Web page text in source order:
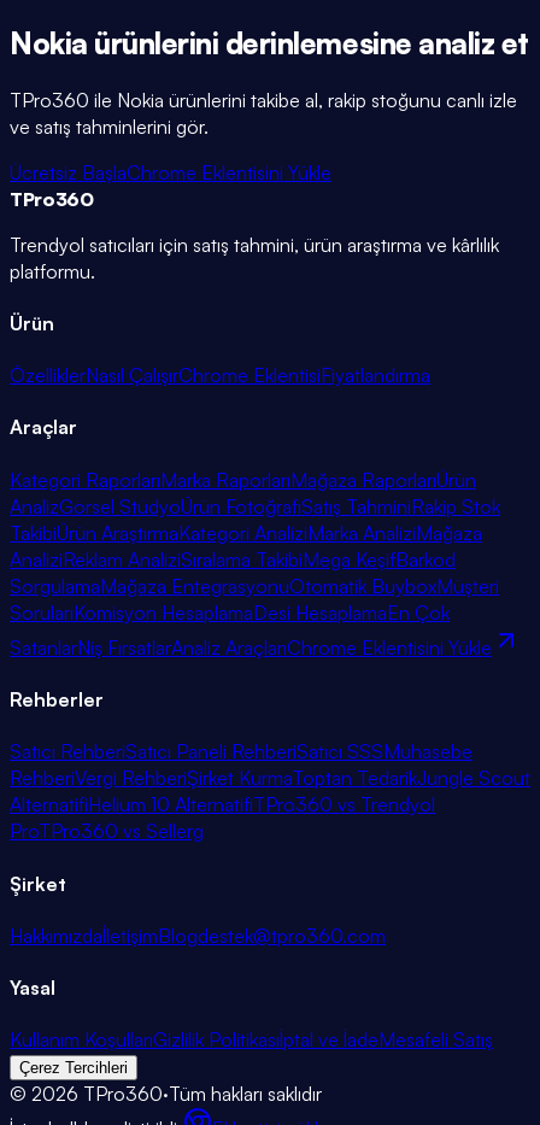
Nokia ürünlerini derinlemesine analiz et
TPro360 ile Nokia ürünlerini takibe al, rakip stoğunu canlı izle
ve satış tahminlerini gör.
Ücretsiz BaşlaChrome Eklentisini Yükle
TPro360
Trendyol satıcıları için satış tahmini, ürün araştırma ve kârlılık
platformu.
Ürün
ÖzelliklerNasıl ÇalışırChrome EklentisiFiyatlandırma
Araçlar
Kategori RaporlarıMarka RaporlarıMağaza RaporlarıÜrün
AnalizGörsel StüdyoÜrün FotoğrafıSatış TahminiRakip Stok
TakibiÜrün AraştırmaKategori AnaliziMarka AnaliziMağaza
AnaliziReklam AnaliziSıralama TakibiMega KeşifBarkod
SorgulamaMağaza EntegrasyonuOtomatik BuyboxMüşteri
SorularıKomisyon HesaplamaDesi HesaplamaEn Çok
SatanlarNiş FırsatlarAnaliz AraçlarıChrome Eklentisini Yükle
Rehberler
Satıcı RehberiSatıcı Paneli RehberiSatıcı SSSMuhasebe
RehberiVergi RehberiŞirket KurmaToptan TedarikJungle Scout
AlternatifiHelium 10 AlternatifiTPro360 vs Trendyol
ProTPro360 vs Sellerg
Şirket
HakkımızdaİletişimBlogdestek@tpro360.com
Yasal
Kullanım KoşullarıGizlilik Politikasıİptal ve İadeMesafeli Satış
Çerez Tercihleri
© 2026 TPro360·Tüm hakları saklıdır